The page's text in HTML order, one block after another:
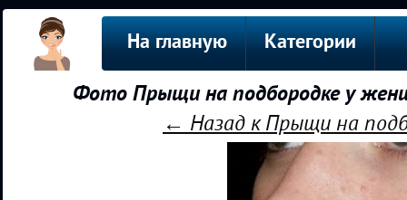
На главную Категории
Фото Прыщи на подбородке у
← Назад к Прыщи на